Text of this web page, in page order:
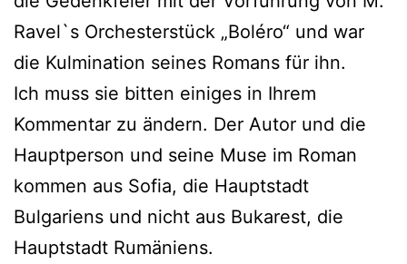
Ravel`s Orchesterstück „Boléro“ und war
die Kulmination seines Romans für ihn.
Ich muss sie bitten einiges in Ihrem
Kommentar zu ändern. Der Autor und die
Hauptperson und seine Muse im Roman
kommen aus Sofia, die Hauptstadt
Bulgariens und nicht aus Bukarest, die
Hauptstadt Rumäniens.